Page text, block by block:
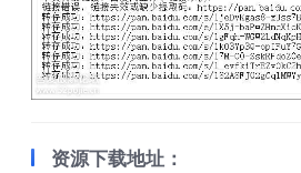
资源下载地址：